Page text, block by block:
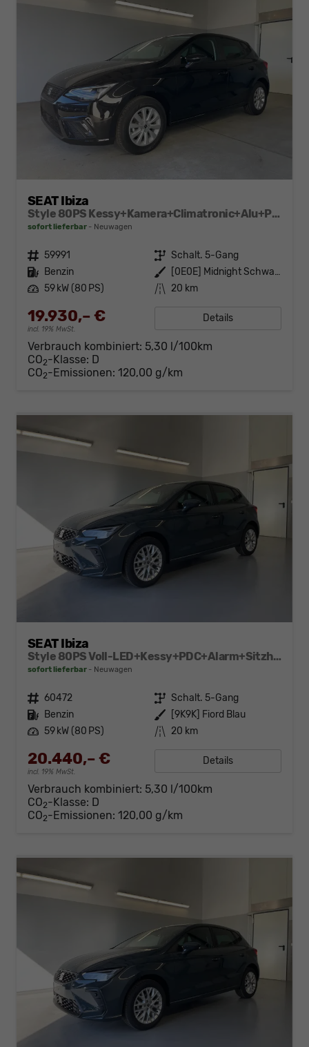
SEAT Ibiza
Style 80PS Kessy+Kamera+Climatronic+Alu+PDCvohi+Sitzheiz+App-Connect+DAB
sofort lieferbar Neuwagen
Fahrzeugnr. 59991 Getriebe Schalt. 5-Gang
Kraftstoff Benzin Außenfarbe
[0E0E] Midnight Schwarz Metallic
Leistung 59 kW (80 PS) Kilometerstand 20 km
19.930,– €
incl. 19% MwSt.
Details
Verbrauch kombiniert: 5,30 l/100km
CO2-Klasse: D
CO2-Emissionen: 120,00 g/km
SEAT Ibiza
Style 80PS Voll-LED+Kessy+PDC+Alarm+Sitzheizung+Kamera+App-Connect
sofort lieferbar Neuwagen
Fahrzeugnr. 60472 Getriebe Schalt. 5-Gang
Kraftstoff Benzin Außenfarbe
[9K9K] Fiord Blau
Leistung 59 kW (80 PS) Kilometerstand 20 km
20.440,– €
incl. 19% MwSt.
Details
Verbrauch kombiniert: 5,30 l/100km
CO2-Klasse: D
CO2-Emissionen: 120,00 g/km